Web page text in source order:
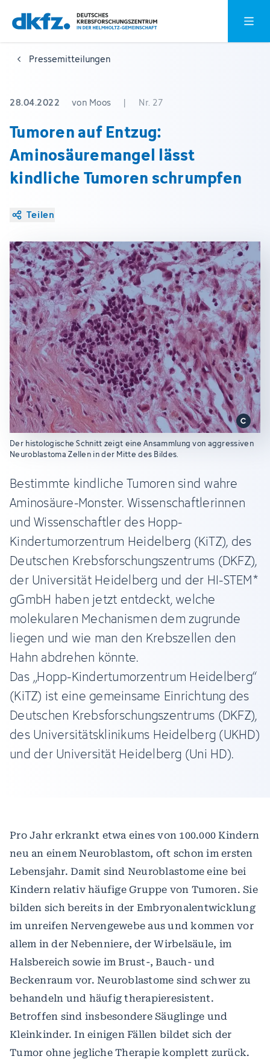
Zum
Hauptinhalt
springen
Zur
Fußzeile
springen
Pressemitteilungen
28.04.2022 von Moos | Nr. 27
Tumoren auf Entzug:
Aminosäuremangel lässt
kindliche Tumoren schrumpfen
Teilen
Der histologische Schnitt zeigt eine Ansammlung von aggressiven
Neuroblastoma Zellen in der Mitte des Bildes.
Bestimmte kindliche Tumoren sind wahre
Aminosäure-Monster. Wissenschaftlerinnen
und Wissenschaftler des Hopp-
Kindertumorzentrum Heidelberg (KiTZ), des
Deutschen Krebsforschungszentrums (DKFZ),
der Universität Heidelberg und der HI-STEM*
gGmbH haben jetzt entdeckt, welche
molekularen Mechanismen dem zugrunde
liegen und wie man den Krebszellen den
Hahn abdrehen könnte.
Das „Hopp-Kindertumorzentrum Heidelberg“
(KiTZ) ist eine gemeinsame Einrichtung des
Deutschen Krebsforschungszentrums (DKFZ),
des Universitätsklinikums Heidelberg (UKHD)
und der Universität Heidelberg (Uni HD).
Pro Jahr erkrankt etwa eines von 100.000 Kindern
neu an einem Neuroblastom, oft schon im ersten
Lebensjahr. Damit sind Neuroblastome eine bei
Kindern relativ häufige Gruppe von Tumoren. Sie
bilden sich bereits in der Embryonalentwicklung
im unreifen Nervengewebe aus und kommen vor
allem in der Nebenniere, der Wirbelsäule, im
Halsbereich sowie im Brust-, Bauch- und
Beckenraum vor. Neuroblastome sind schwer zu
behandeln und häufig therapieresistent.
Betroffen sind insbesondere Säuglinge und
Kleinkinder. In einigen Fällen bildet sich der
Tumor ohne jegliche Therapie komplett zurück.